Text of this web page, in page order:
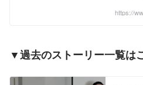
の出会
https://
▼過去のストーリー一覧は